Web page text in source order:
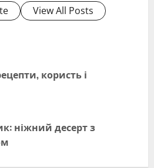
View All Posts
користь і
ніжний десерт з